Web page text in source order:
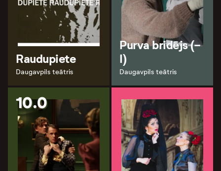
Raudupiete
Daugavpils teātris
Purva bridējs (-
I)
Daugavpils teātris
10.0